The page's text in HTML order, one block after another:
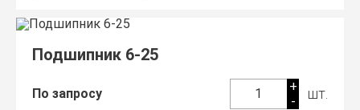
Подшипник 6-25
По запросу 1
+
-
шт.